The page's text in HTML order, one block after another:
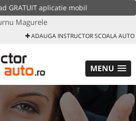
GRATUIT aplicatie mobil
Magurele
ADAUGA INSTRUCTOR SCOALA AUTO
MENU